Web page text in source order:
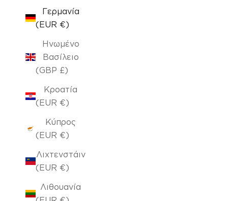
Γερμανία
(EUR €)
Ηνωμένο
Βασίλειο
(GBP £)
Κροατία
(EUR €)
Κύπρος
(EUR €)
Λιχτενστάιν
(EUR €)
Λιθουανία